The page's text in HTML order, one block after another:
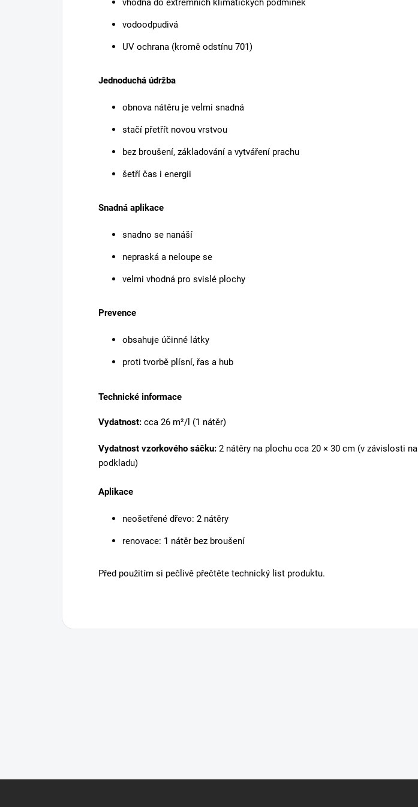
vhodná do extrémních klimatických podmínek
vodoodpudivá
UV ochrana (kromě odstínu 701)
Jednoduchá údržba
obnova nátěru je velmi snadná
stačí přetřít novou vrstvou
bez broušení, základování a vytváření prachu
šetří čas i energii
Snadná aplikace
snadno se nanáší
nepraská a neloupe se
velmi vhodná pro svislé plochy
Prevence
obsahuje účinné látky
proti tvorbě plísní, řas a hub
Technické informace
Vydatnost: cca 26 m²/l (1 nátěr)
Vydatnost vzorkového sáčku: 2 nátěry na plochu cca 20 × 30 cm (v závislosti na
podkladu)
Aplikace
neošetřené dřevo: 2 nátěry
renovace: 1 nátěr bez broušení
Před použitím si pečlivě přečtěte technický list produktu.